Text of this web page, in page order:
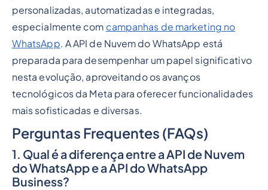
personalizadas, automatizadas e integradas,
especialmente com campanhas de marketing no
WhatsApp. A API de Nuvem do WhatsApp está
preparada para desempenhar um papel significativo
nesta evolução, aproveitando os avanços
tecnológicos da Meta para oferecer funcionalidades
mais sofisticadas e diversas.
Perguntas Frequentes (FAQs)
1. Qual é a diferença entre a API de Nuvem
do WhatsApp e a API do WhatsApp
Business?